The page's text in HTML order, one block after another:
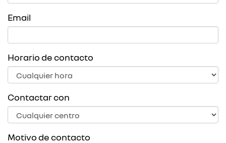
Email
Horario de contacto
Contactar con
Motivo de contacto